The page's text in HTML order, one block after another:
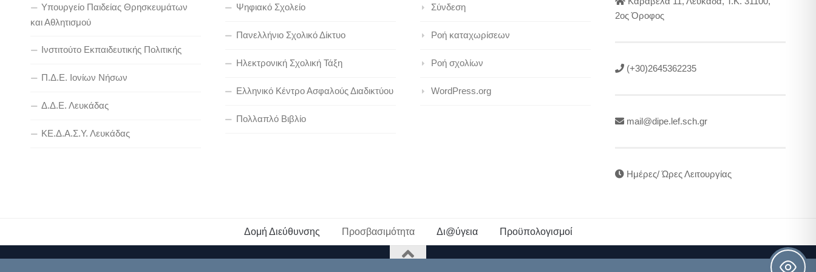
Υπουργείο Παιδείας Θρησκευμάτων
και Αθλητισμού
Ινστιτούτο Εκπαιδευτικής Πολιτικής
Π.Δ.Ε. Ιονίων Νήσων
Δ.Δ.Ε. Λευκάδας
ΚΕ.Δ.Α.Σ.Υ. Λευκάδας
Ψηφιακό Σχολείο
Πανελλήνιο Σχολικό Δίκτυο
Ηλεκτρονική Σχολική Τάξη
Ελληνικό Κέντρο Ασφαλούς Διαδικτύου
Πολλαπλό Βιβλίο
Σύνδεση
Ροή καταχωρίσεων
Ροή σχολίων
WordPress.org
2ος Όροφος
(+30)2645362235
mail@dipe.lef.sch.gr
Ημέρες/ Ώρες Λειτουργίας
Δομή Διεύθυνσης Προσβασιμότητα Δι@ύγεια Προϋπολογισμοί